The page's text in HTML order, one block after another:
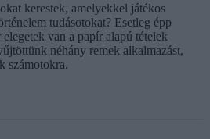
kerestek, amelyekkel játékos
tudásotokat? Esetleg épp
van a papír alapú tételek
néhány remek alkalmazást,
számotokra.